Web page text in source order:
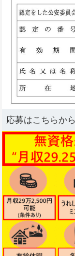
応募はこちらから